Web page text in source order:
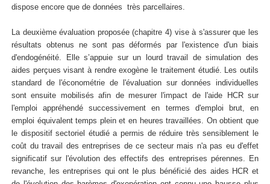
dispose encore que de données très parcellaires.
La deuxième évaluation proposée (chapitre 4) vise à s'assurer que les
résultats obtenus ne sont pas déformés par l'existence d'un biais
d'endogénéité. Elle s’appuie sur un lourd travail de simulation des
aides perçues visant à rendre exogène le traitement étudié. Les outils
standard de l'économétrie de l'évaluation sur données individuelles
sont ensuite mobilisés afin de mesurer l'impact de l'aide HCR sur
l'emploi appréhendé successivement en termes d'emploi brut, en
emploi équivalent temps plein et en heures travaillées. On obtient que
le dispositif sectoriel étudié a permis de réduire très sensiblement le
coût du travail des entreprises de ce secteur mais n'a pas eu d'effet
significatif sur l'évolution des effectifs des entreprises pérennes. En
revanche, les entreprises qui ont le plus bénéficié des aides HCR et